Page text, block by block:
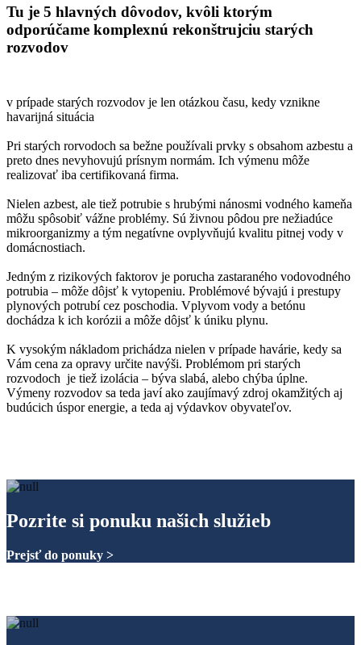
Tu je 5 hlavných dôvodov, kvôli ktorým
odporúčame komplexnú rekonštrujciu starých
rozvodov
v prípade starých rozvodov je len otázkou času, kedy vznikne
havarijná situácia
Pri starých rorvodoch sa bežne používali prvky s obsahom azbestu a
preto dnes nevyhovujú prísnym normám. Ich výmenu môže
realizovať iba certifikovaná firma.
Nielen azbest, ale tiež potrubie s hrubými nánosmi vodného kameňa
môžu spôsobiť vážne problémy. Sú živnou pôdou pre nežiadúce
mikroorganizmy a tým negatívne ovplyvňujú kvalitu pitnej vody v
domácnostiach.
Jedným z rizikových faktorov je porucha zastaraného vodovodného
potrubia – môže dôjsť k vytopeniu. Problémové bývajú i prestupy
plynových potrubí cez poschodia. Vplyvom vody a betónu
dochádza k ich korózii a môže dôjsť k úniku plynu.
K vysokým nákladom prichádza nielen v prípade havárie, kedy sa
Vám cena za opravy určite navýši. Problémom pri starých
rozvodoch je tiež izolácia – býva slabá, alebo chýba úplne.
Výmeny rozvodov sa teda javí ako zaujímavý zdroj okamžitých aj
budúcich úspor energie, a teda aj výdavkov obyvateľov.
Pozrite si ponuku našich služieb
Prejsť do ponuky >